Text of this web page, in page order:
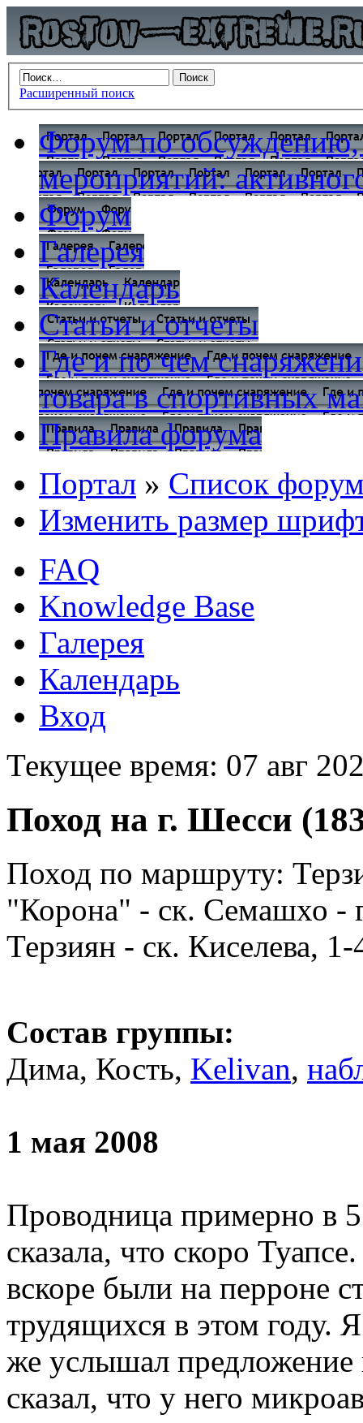
Расширенный поиск
Форум по обсуждению,
мероприятий:
Форум
Галерея
Календарь
Статьи и отчеты
Где и по чем
товара в спортивных
Правила форума
Портал » Список
Изменить размер
FAQ
Knowledge Base
Галерея
Календарь
Вход
Текущее время: 07 авг
Поход на г. Шесси
Поход по маршруту:
"Корона" - ск. Семашхо
Терзиян - ск. Киселева,
Состав группы:
Дима, Кость, Kelivan,
1 мая 2008
Проводница примерно в
сказала, что скоро
вскоре были на перроне
трудящихся в этом году.
же услышал
сказал, что у него